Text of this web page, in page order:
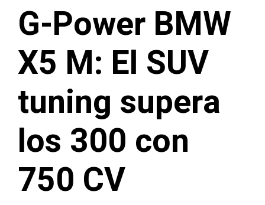
G-Power BMW
X5 M: El SUV
tuning supera
los 300 con
750 CV